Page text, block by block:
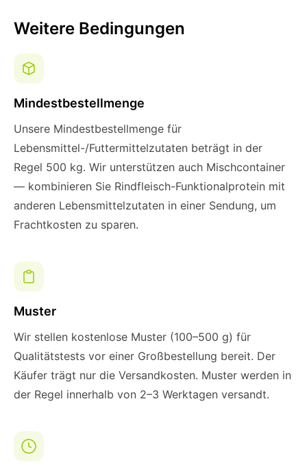
Weitere Bedingungen
Mindestbestellmenge
Unsere Mindestbestellmenge für
Lebensmittel-/Futtermittelzutaten beträgt in der
Regel 500 kg. Wir unterstützen auch Mischcontainer
— kombinieren Sie Rindfleisch-Funktionalprotein mit
anderen Lebensmittelzutaten in einer Sendung, um
Frachtkosten zu sparen.
Muster
Wir stellen kostenlose Muster (100–500 g) für
Qualitätstests vor einer Großbestellung bereit. Der
Käufer trägt nur die Versandkosten. Muster werden in
der Regel innerhalb von 2–3 Werktagen versandt.